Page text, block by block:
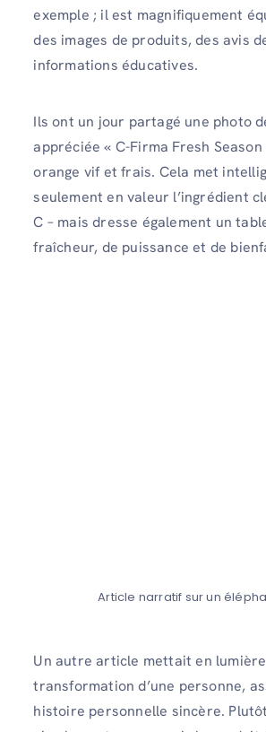
exemple ; il est magnifiquement
des images de produits, des avis
informations éducatives.
Ils ont un jour partagé une photo
appréciée « C-Firma Fresh
orange vif et frais. Cela met
seulement en valeur l’ingrédient
C – mais dresse également un
fraîcheur, de puissance et de
Article narratif sur un
Un autre article mettait en
transformation d’une personne,
histoire personnelle sincère.